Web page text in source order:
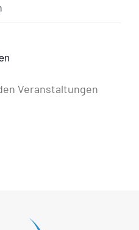
Veranstaltungen